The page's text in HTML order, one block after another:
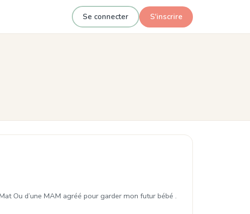
Se connecter S'inscrire
Ou d’une MAM agréé pour garder mon futur bébé .